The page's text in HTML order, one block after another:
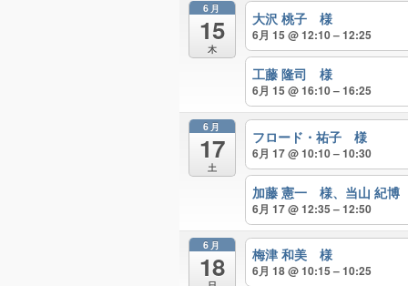
6月
15
木
大沢 桃子 様
6月 15 @ 12:10 – 12:25
工藤 隆司 様
6月 15 @ 16:10 – 16:25
6月
17
土
フロード・祐子 様
6月 17 @ 10:10 – 10:30
加藤 憲一 様、当山 紀
6月 17 @ 12:35 – 12:50
6月
18 梅津 和美 様
6月 18 @ 10:15 – 10:25